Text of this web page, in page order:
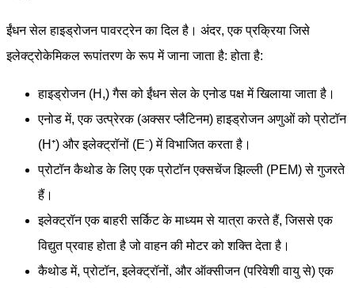
ईंधन सेल हाइड्रोजन पावरट्रेन का दिल है। अंदर, एक प्रक्रिया जिसे
इलेक्ट्रोकेमिकल रूपांतरण के रूप में जाना जाता है: होता है:
हाइड्रोजन (H,) गैस को ईंधन सेल के एनोड पक्ष में खिलाया जाता है।
एनोड में, एक उत्प्रेरक (अक्सर प्लैटिनम) हाइड्रोजन अणुओं को प्रोटॉन
(H⁺) और इलेक्ट्रॉनों (E⁻) में विभाजित करता है।
प्रोटॉन कैथोड के लिए एक प्रोटॉन एक्सचेंज झिल्ली (PEM) से गुजरते
हैं।
इलेक्ट्रॉन एक बाहरी सर्किट के माध्यम से यात्रा करते हैं, जिससे एक
विद्युत प्रवाह होता है जो वाहन की मोटर को शक्ति देता है।
कैथोड में, प्रोटॉन, इलेक्ट्रॉनों, और ऑक्सीजन (परिवेशी वायु से) एक